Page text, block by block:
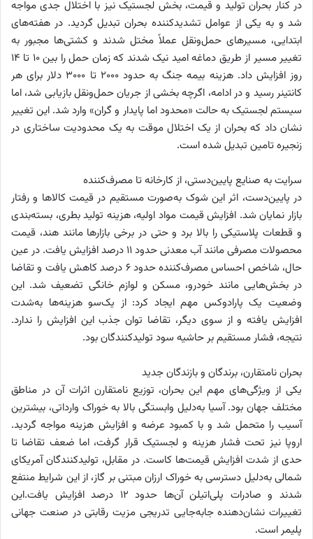
در کنار بحران تولید و قیمت، بخش لجستیک نیز با اختلال جدی مواجه
شد و به یکی از عوامل تشدیدکننده بحران تبدیل گردید. در هفته‌های
ابتدایی، مسیرهای حمل‌ونقل عملاً مختل شدند و کشتی‌ها مجبور به
تغییر مسیر از طریق دماغه امید نیک شدند که زمان حمل را بین ۱۰ تا ۱۴
روز افزایش داد. هزینه بیمه جنگ به حدود ۲۰۰۰ تا ۳۰۰۰ دلار برای هر
کانتینر رسید و در ادامه، اگرچه بخشی از جریان حمل‌ونقل بازیابی شد، اما
سیستم لجستیک به حالت «محدود اما پایدار و گران» وارد شد. این تغییر
نشان داد که بحران از یک اختلال موقت به یک محدودیت ساختاری در
زنجیره تامین تبدیل شده است.
سرایت به صنایع پایین‌دستی، از کارخانه تا مصرف‌کننده
در پایین‌دست، اثر این شوک به‌صورت مستقیم در قیمت کالاها و رفتار
بازار نمایان شد. افزایش قیمت مواد اولیه، هزینه تولید بطری، بسته‌بندی
و قطعات پلاستیکی را بالا برد و حتی در برخی بازارها مانند هند، قیمت
محصولات مصرفی مانند آب معدنی حدود ۱۱ درصد افزایش یافت. در عین
حال، شاخص احساس مصرف‌کننده حدود ۶ درصد کاهش یافت و تقاضا
در بخش‌هایی مانند خودرو، مسکن و لوازم خانگی تضعیف شد. این
وضعیت یک پارادوکس مهم ایجاد کرد: از یک‌سو هزینه‌ها به‌شدت
افزایش یافته و از سوی دیگر، تقاضا توان جذب این افزایش را ندارد.
نتیجه، فشار مستقیم بر حاشیه سود تولیدکنندگان بود.
بحران نامتقارن، برندگان و بازندگان جدید
یکی از ویژگی‌های مهم این بحران، توزیع نامتقارن اثرات آن در مناطق
مختلف جهان بود. آسیا به‌دلیل وابستگی بالا به خوراک وارداتی، بیشترین
آسیب را متحمل شد و با کمبود عرضه و افزایش هزینه مواجه گردید.
اروپا نیز تحت فشار هزینه و لجستیک قرار گرفت، اما ضعف تقاضا تا
حدی از شدت افزایش قیمت‌ها کاست. در مقابل، تولیدکنندگان آمریکای
شمالی به‌دلیل دسترسی به خوراک ارزان مبتنی بر گاز، از این شرایط منتفع
شدند و صادرات پلی‌اتیلن آن‌ها حدود ۱۲ درصد افزایش یافت.این
تغییرات نشان‌دهنده جابه‌جایی تدریجی مزیت رقابتی در صنعت جهانی
پلیمر است.